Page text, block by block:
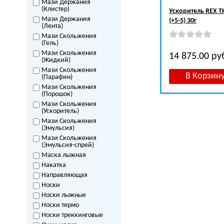
Мази Держания
(Клистер)
Мази Держания
(Лента)
Мази Скольжения
(Гель)
Мази Скольжения
(Жидкий)
Мази Скольжения
(Парафин)
Мази Скольжения
(Порошок)
Мази Скольжения
(Ускоритель)
Мази Скольжения
(Эмульсия)
Мази Скольжения
(Эмульсия-спрей)
Маска лыжная
Накатка
Направляющая
Носки
Носки лыжные
Носки термо
Носки треккинговые
Ускоритель REX
(+5-5) 30г
14 875.00